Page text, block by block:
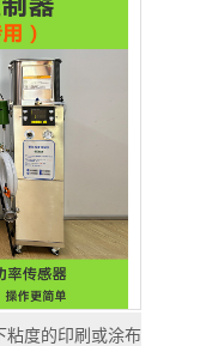
粘度的印刷或涂布